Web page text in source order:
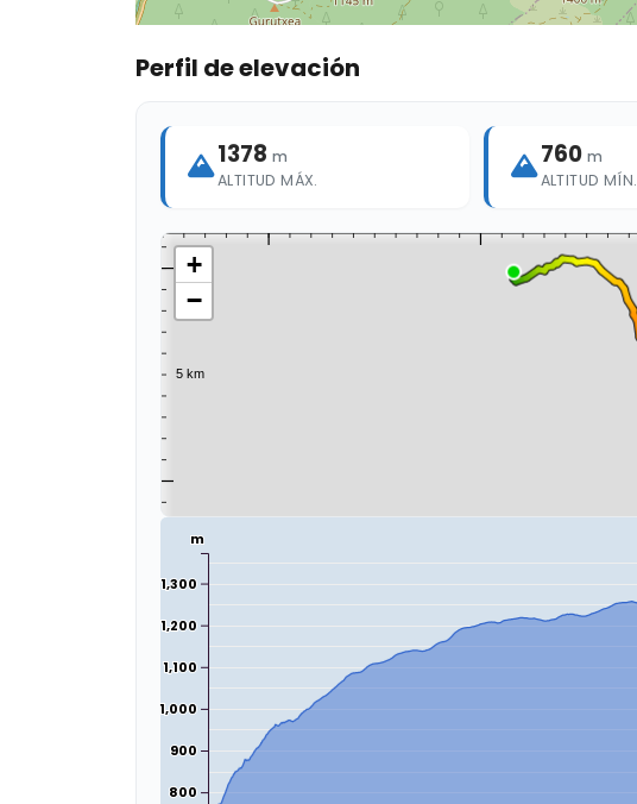
Perfil de elevación
1378 m
ALTITUD MÁX.
760 m
ALTITUD MÍN.
+
−
800
900
1,000
1,100
1,200
1,300
m